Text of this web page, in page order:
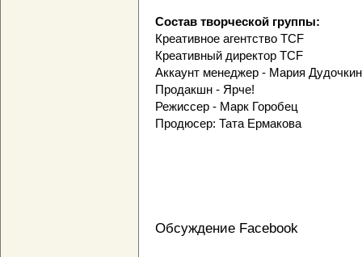
Состав творческой группы:
Креативное агентство TCF
Креативный директор TCF
Аккаунт менеджер - Мария
Продакшн - Ярче!
Режиссер - Марк Горобец
Продюсер: Тата Ермакова
Обсуждение Facebook